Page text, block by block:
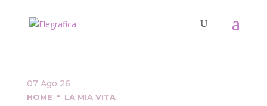
HOME - LA MIA VITA
07 Ago 26